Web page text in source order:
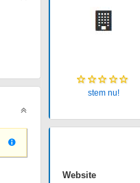
stem nu!
Website